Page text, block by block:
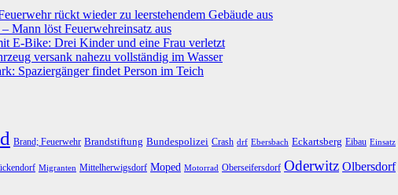
rückt wieder zu leerstehendem Gebäude aus
Mann löst Feuerwehreinsatz aus
E-Bike: Drei Kinder und eine Frau verletzt
versank nahezu vollständig im Wasser
Spaziergänger findet Person im Teich
Brand; Feuerwehr Brandstiftung Bundespolizei Crash drf Ebersbach Eckartsberg Eibau Einsatz
Migranten Mittelherwigsdorf Moped Motorrad Oberseifersdorf Oderwitz Olbersdorf